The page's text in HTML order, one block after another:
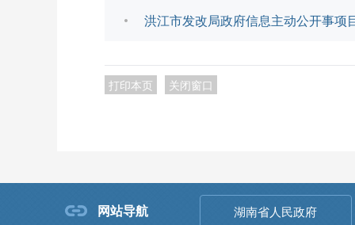
洪江市发改局政府信息主动公开事项
打印本页 关闭窗口
网站导航 湖南省人民政府